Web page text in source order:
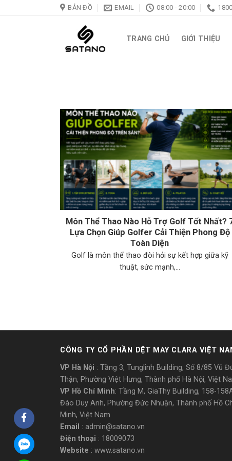
BẢN ĐỒ EMAIL 08:00 - 20:00
TRANG CHỦ GIỚI THIỆU
Môn Thể Thao Nào Hỗ Trợ Golf Tốt Nhất?
Lựa Chọn Giúp Golfer Cải Thiện Phong Độ
Toàn Diện
Golf là môn thể thao đòi hỏi sự kết hợp giữa kỹ
thuật, sức mạnh,...
CÔNG TY CỔ PHẦN DỆT MAY CLARA VIỆT
VP Hà Nội : Tầng 3, Tunglinh Building, Số 8/85 Vũ
Thận, Phường Việt Hưng, Thành phố Hà Nội, Việt
VP Hồ Chí Minh: Tầng M, GiaThy Building, 158-
Đào Duy Anh, Phường Đức Nhuận, Thành phố Hồ
Minh, Việt Nam
Email : admin@satano.vn
Điện thoại : 18009073
Website : www.satano.vn